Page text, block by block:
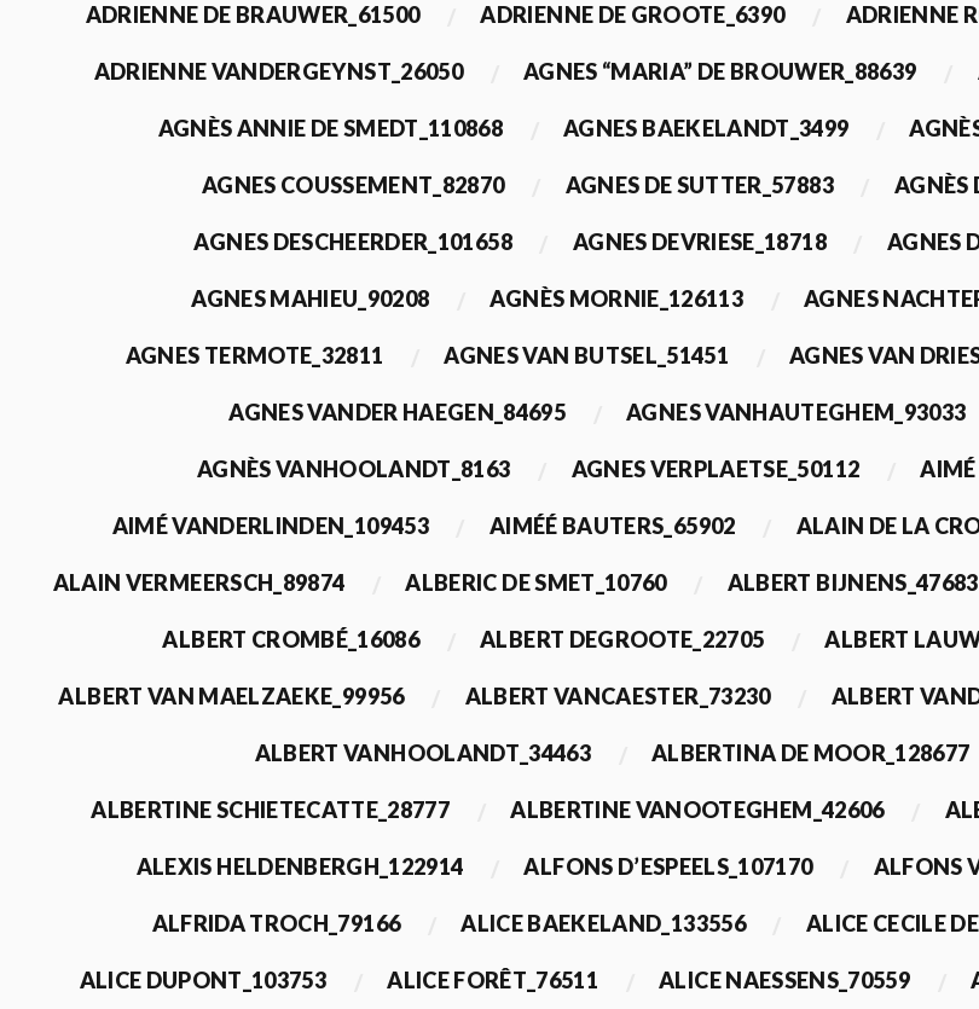
ADRIENNE DE BRAUWER_61500 ADRIENNE DE GROOTE_6390 ADRIENNE
ADRIENNE VANDERGEYNST_26050 AGNES “MARIA” DE BROUWER_88639
AGNÈS ANNIE DE SMEDT_110868 AGNES BAEKELANDT_3499
AGNES COUSSEMENT_82870 AGNES DE SUTTER_57883 AGNÈS
AGNES DESCHEERDER_101658 AGNES DEVRIESE_18718 AGNES
AGNES MAHIEU_90208 AGNÈS MORNIE_126113 AGNES
AGNES TERMOTE_32811 AGNES VAN BUTSEL_51451 AGNES VAN
AGNES VANDER HAEGEN_84695 AGNES VANHAUTEGHEM_93033
AGNÈS VANHOOLANDT_8163 AGNES VERPLAETSE_50112
AIMÉ VANDERLINDEN_109453 AIMÉÉ BAUTERS_65902 ALAIN DE LA
ALAIN VERMEERSCH_89874 ALBERIC DE SMET_10760 ALBERT BIJNENS_47683
ALBERT CROMBÉ_16086 ALBERT DEGROOTE_22705 ALBERT
ALBERT VAN MAELZAEKE_99956 ALBERT VANCAESTER_73230 ALBERT
ALBERT VANHOOLANDT_34463 ALBERTINA DE MOOR_128677
ALBERTINE SCHIETECATTE_28777 ALBERTINE VANOOTEGHEM_42606
ALEXIS HELDENBERGH_122914 ALFONS D’ESPEELS_107170 ALFONS
ALFRIDA TROCH_79166 ALICE BAEKELAND_133556 ALICE CECILE
ALICE DUPONT_103753 ALICE FORÊT_76511 ALICE NAESSENS_70559